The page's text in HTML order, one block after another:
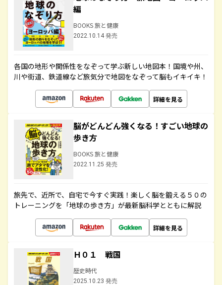
編
BOOKS 旅と健康
2022.10.14 発売
各国の地形や関係性をなぞって学ぶ新しい地図本！国境や州、
川や街道、鉄道線など旅気分で地図をなぞって脳もイキイキ！
詳細を見る
脳がどんどん強くなる！すごい地球の
歩き方
BOOKS 旅と健康
2022.11.25 発売
旅先で、近所で、自宅で今すぐ実践！楽しく脳を鍛える５０の
トレーニングを「地球の歩き方」が最新脳科学とともに解説
詳細を見る
Ｈ０１ 戦国
歴史時代
2025.10.23 発売